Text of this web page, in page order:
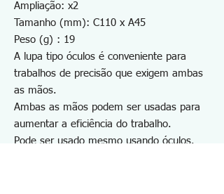
Ampliação: x2
Tamanho (mm): C110 x A45
Peso (g) : 19
A lupa tipo óculos é conveniente para
trabalhos de precisão que exigem ambas
as mãos.
Ambas as mãos podem ser usadas para
aumentar a eficiência do trabalho.
Pode ser usado mesmo usando óculos.